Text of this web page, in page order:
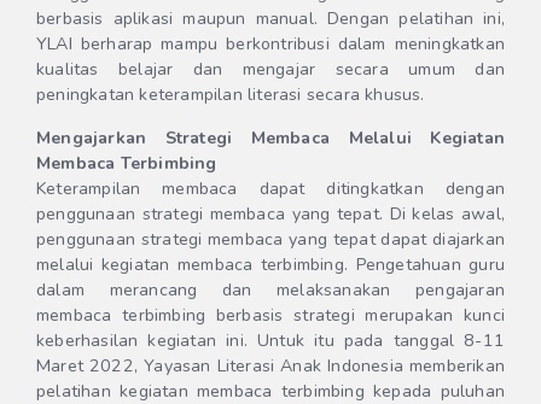
berbasis aplikasi maupun manual. Dengan pelatihan ini,
YLAI berharap mampu berkontribusi dalam meningkatkan
kualitas belajar dan mengajar secara umum dan
peningkatan keterampilan literasi secara khusus.
Mengajarkan Strategi Membaca Melalui Kegiatan
Membaca Terbimbing
Keterampilan membaca dapat ditingkatkan dengan
penggunaan strategi membaca yang tepat. Di kelas awal,
penggunaan strategi membaca yang tepat dapat diajarkan
melalui kegiatan membaca terbimbing. Pengetahuan guru
dalam merancang dan melaksanakan pengajaran
membaca terbimbing berbasis strategi merupakan kunci
keberhasilan kegiatan ini. Untuk itu pada tanggal 8-11
Maret 2022, Yayasan Literasi Anak Indonesia memberikan
pelatihan kegiatan membaca terbimbing kepada puluhan